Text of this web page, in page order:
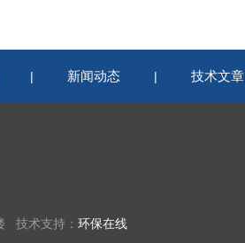
| 新闻动态 | 技术文章
技术支持： 环保在线